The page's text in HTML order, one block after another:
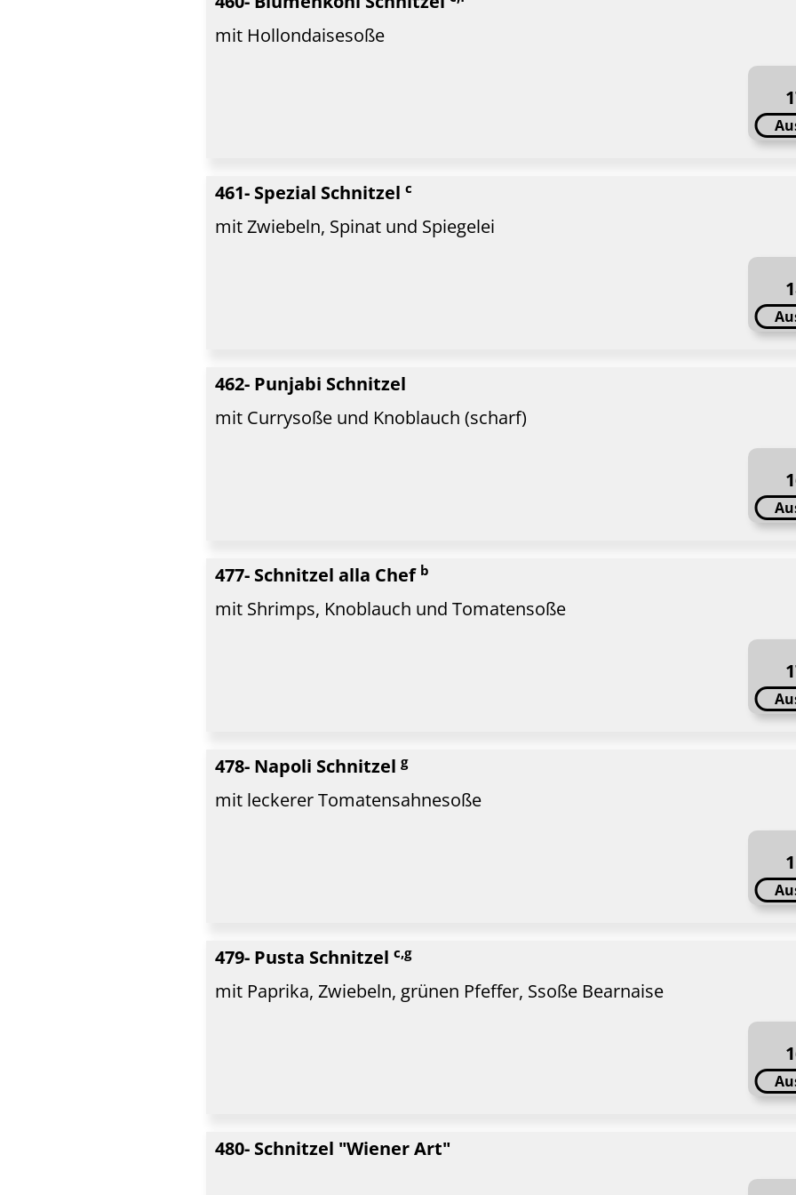
mit Hollondaisesoße
461- Spezial Schnitzel c
mit Zwiebeln, Spinat und Spiegelei
462- Punjabi Schnitzel
mit Currysoße und Knoblauch (scharf)
477- Schnitzel alla Chef b
mit Shrimps, Knoblauch und Tomatensoße
478- Napoli Schnitzel g
mit leckerer Tomatensahnesoße
479- Pusta Schnitzel c,g
mit Paprika, Zwiebeln, grünen Pfeffer, Ssoße Bearnaise
480- Schnitzel "Wiener Art"